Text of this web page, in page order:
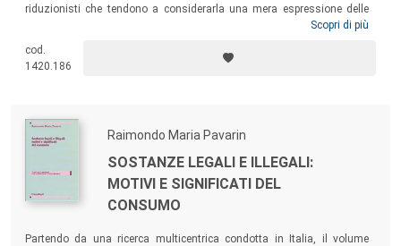
riduzionisti che tendono a considerarla una mera espressione delle
contraddizioni della società dei consumi, per stimolarne una
presenza di ludopatie in epoche preindustriali o in popolazioni indigene
precoloniali e, nel contempo, alla loro assenza in diverse aree del
Scopri di più
cod.
1420.186
Raimondo Maria Pavarin
SOSTANZE LEGALI E ILLEGALI:
MOTIVI E SIGNIFICATI DEL
CONSUMO
Partendo da una ricerca multicentrica condotta in Italia, il volume